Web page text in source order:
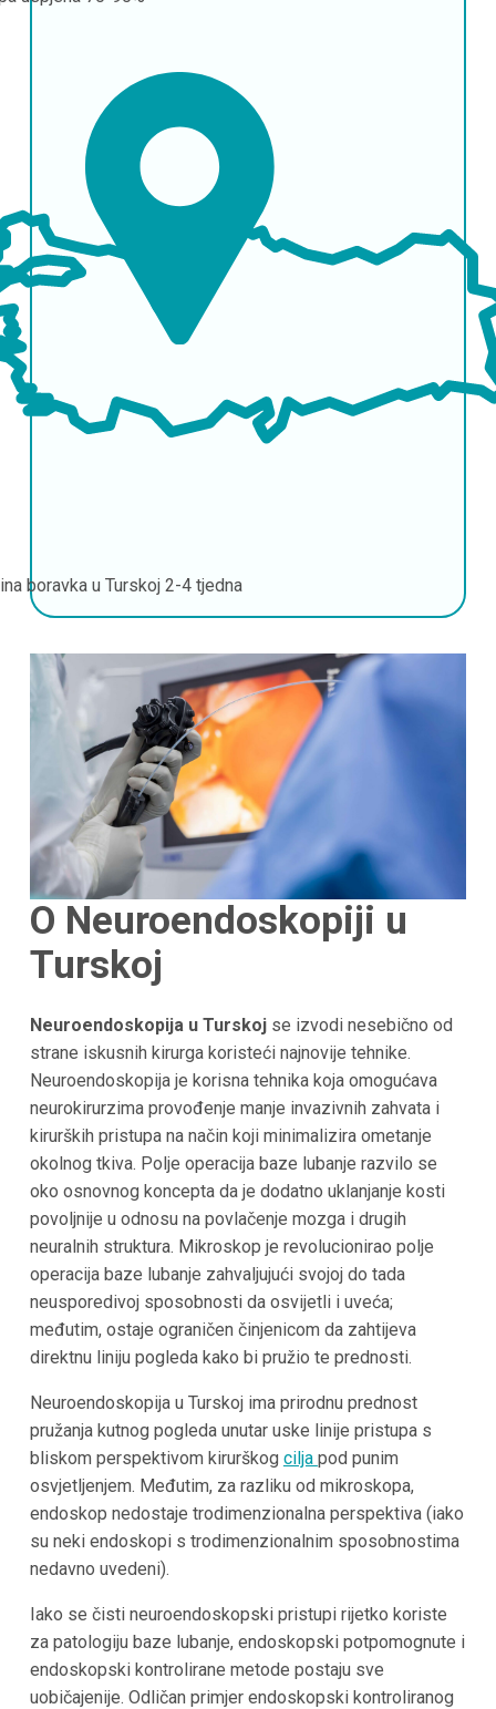
boravka u Turskoj 2-4 tjedna
O Neuroendoskopiji u
Turskoj
Neuroendoskopija u Turskoj se izvodi nesebično od
strane iskusnih kirurga koristeći najnovije tehnike.
Neuroendoskopija je korisna tehnika koja omogućava
neurokirurzima provođenje manje invazivnih zahvata i
kirurških pristupa na način koji minimalizira ometanje
okolnog tkiva. Polje operacija baze lubanje razvilo se
oko osnovnog koncepta da je dodatno uklanjanje kosti
povoljnije u odnosu na povlačenje mozga i drugih
neuralnih struktura. Mikroskop je revolucionirao polje
operacija baze lubanje zahvaljujući svojoj do tada
neusporedivoj sposobnosti da osvijetli i uveća;
međutim, ostaje ograničen činjenicom da zahtijeva
direktnu liniju pogleda kako bi pružio te prednosti.
Neuroendoskopija u Turskoj ima prirodnu prednost
pružanja kutnog pogleda unutar uske linije pristupa s
bliskom perspektivom kirurškog cilja pod punim
osvjetljenjem. Međutim, za razliku od mikroskopa,
endoskop nedostaje trodimenzionalna perspektiva (iako
su neki endoskopi s trodimenzionalnim sposobnostima
nedavno uvedeni).
Iako se čisti neuroendoskopski pristupi rijetko koriste
za patologiju baze lubanje, endoskopski potpomognute i
endoskopski kontrolirane metode postaju sve
uobičajenije. Odličan primjer endoskopski kontroliranog